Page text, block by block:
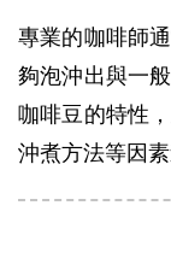
專業的咖啡師
夠泡沖出與一
咖啡豆的特性
沖煮方法等因